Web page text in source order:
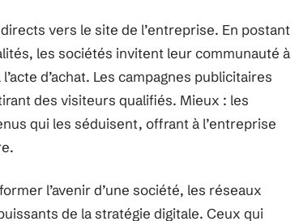
vers le site de l’entreprise. En postant
les sociétés invitent leur communauté à
d’achat. Les campagnes publicitaires
des visiteurs qualifiés. Mieux : les
qui les séduisent, offrant à l’entreprise
l’avenir d’une société, les réseaux
de la stratégie digitale. Ceux qui